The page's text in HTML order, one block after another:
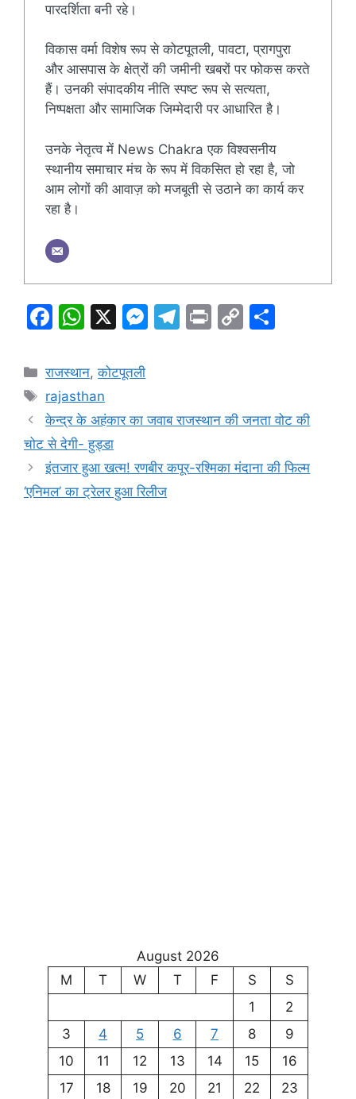
पारदर्शिता बनी रहे।
विकास वर्मा विशेष रूप से कोटपूतली, पावटा, प्रागपुरा
और आसपास के क्षेत्रों की जमीनी खबरों पर फोकस करते
हैं। उनकी संपादकीय नीति स्पष्ट रूप से सत्यता,
निष्पक्षता और सामाजिक जिम्मेदारी पर आधारित है।
उनके नेतृत्व में News Chakra एक विश्वसनीय
स्थानीय समाचार मंच के रूप में विकसित हो रहा है, जो
आम लोगों की आवाज़ को मजबूती से उठाने का कार्य कर
रहा है।
F
c
e
b
o
o
k
W
at
s
A
p
p
X
M
e
g
er
T
a
Pr C
Li
k
Categories
राजस्थान,कोटपूतली
Tags
rajasthan
केन्द्र के अहंकार का जवाब राजस्थान की जनता वोट की
चोट से देगी- हुड्डा
इंतजार हुआ खत्म! रणबीर कपूर-रश्मिका मंदाना की फिल्म
‘एनिमल’ का ट्रेलर हुआ रिलीज
August 2026
M
T W T F S
S
1
2
3
4 5 6 7 8
9
10
11 12 13 14 15
16
17
18 19 20 21 22
23